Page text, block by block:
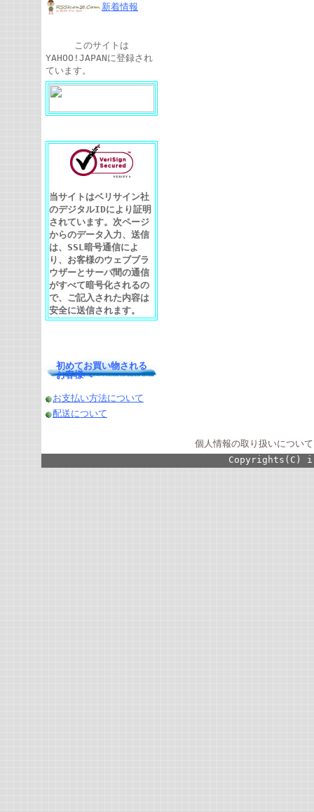
新着情報
このサイトは
YAHOO!JAPANに登録され
ています。
当サイトはベリサイン社
のデジタルIDにより証明
されています。次ページ
からのデータ入力、送信
は、SSL暗号通信によ
り、お客様のウェブブラ
ウザーとサーバ間の通信
がすべて暗号化されるの
で、ご記入された内容は
安全に送信されます。
初めてお買い物される
お客様へ
お支払い方法について
配送について
個人情報の取り扱いについて
Copyrights(C)